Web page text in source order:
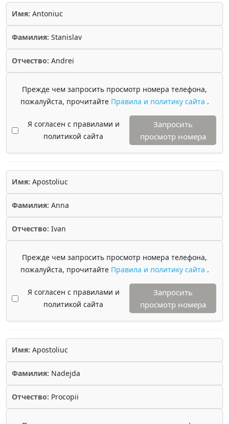
Имя: Antoniuc
Фамилия: Stanislav
Отчество: Andrei
Прежде чем запросить просмотр номера телефона,
пожалуйста, прочитайте Правила и политику сайта .
Я согласен с правилами и
политикой сайта
Запросить
просмотр номера
Имя: Apostoliuc
Фамилия: Anna
Отчество: Ivan
Прежде чем запросить просмотр номера телефона,
пожалуйста, прочитайте Правила и политику сайта .
Я согласен с правилами и
политикой сайта
Запросить
просмотр номера
Имя: Apostoliuc
Фамилия: Nadejda
Отчество: Procopii